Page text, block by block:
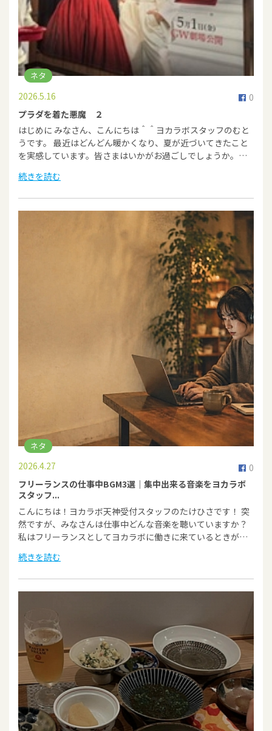
ネタ
0
2026.5.16
プラダを着た悪魔 ２
はじめに みなさん、こんにちは＾＾ヨカラボスタッフのむと
うです。 最近はどんどん暖かくなり、夏が近づいてきたこと
を実感しています。皆さまはいかがお過ごしでしょうか。…
続きを読む
ネタ
0
2026.4.27
フリーランスの仕事中BGM3選｜集中出来る音楽をヨカラボ
スタッフ...
こんにちは！ヨカラボ天神受付スタッフのたけひさです！ 突
然ですが、みなさんは仕事中どんな音楽を聴いていますか？
私はフリーランスとしてヨカラボに働きに来ているときが…
続きを読む